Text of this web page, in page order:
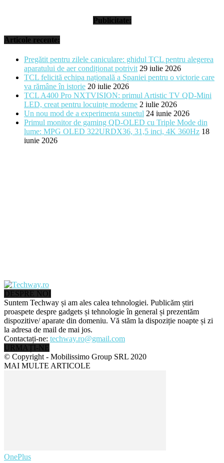
Publicitate:
Articole recente:
Pregătit pentru zilele caniculare: ghidul TCL pentru alegerea
aparatului de aer condiționat potrivit 29 iulie 2026
TCL felicită echipa națională a Spaniei pentru o victorie care
va rămâne în istorie 20 iulie 2026
TCL A400 Pro NXTVISION: primul Artistic TV QD-Mini
LED, creat pentru locuințe moderne 2 iulie 2026
Un nou mod de a experimenta sunetul 24 iunie 2026
Primul monitor de gaming QD-OLED cu Triple Mode din
lume: MPG OLED 322URDX36, 31,5 inci, 4K 360Hz 18
iunie 2026
DESPRE NOI
Suntem Techway și am ales calea tehnologiei. Publicăm știri
proaspete despre gadgets și tehnologie în general și prezentăm
dispozitive/ aparate din domeniu. Vă stăm la dispoziție noapte și zi
la adresa de mail de mai jos.
Contactați-ne: techway.ro@gmail.com
URMAȚI-NE
© Copyright - Mobilissimo Group SRL 2020
MAI MULTE ARTICOLE
OnePlus